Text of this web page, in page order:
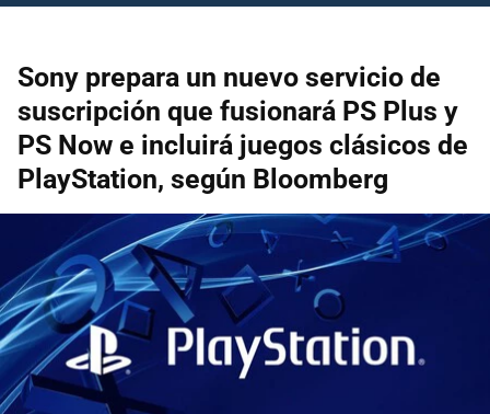
Sony prepara un nuevo servicio de
suscripción que fusionará PS Plus y
PS Now e incluirá juegos clásicos de
PlayStation, según Bloomberg